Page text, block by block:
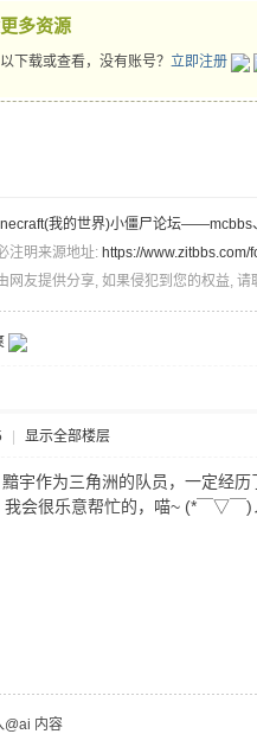
多资源
下载或查看，没有账号？ 立即注册
我的世界)小僵尸论坛——mcbbs
注明来源地址: https://
网友提供分享, 如果侵犯到您的权益,
显示全部楼层
宇作为三角洲的队员，一定经
会很乐意帮忙的，喵~ (*￣▽￣)
@ai 内容